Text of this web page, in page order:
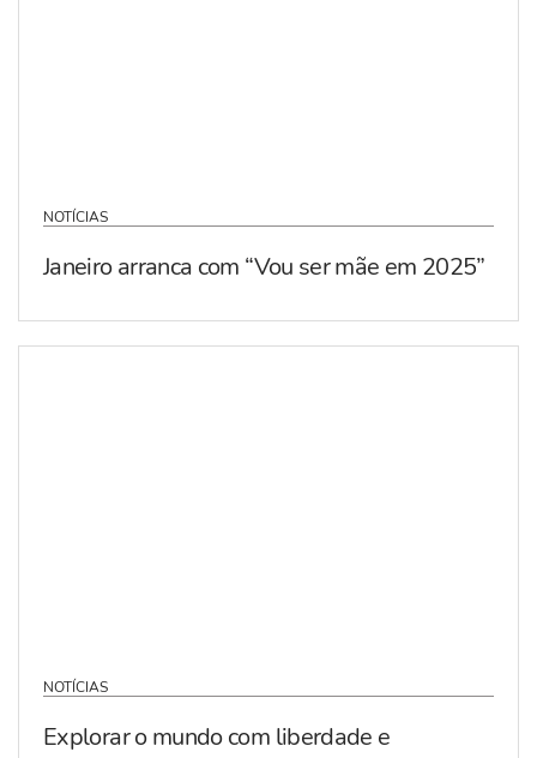
NOTÍCIAS
Janeiro arranca com “Vou ser mãe em 2025”
NOTÍCIAS
Explorar o mundo com liberdade e